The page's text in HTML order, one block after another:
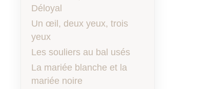
Déloyal
Un œil, deux yeux, trois
yeux
Les souliers au bal usés
La mariée blanche et la
mariée noire